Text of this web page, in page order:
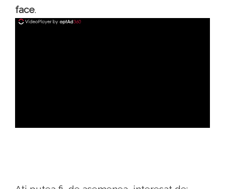
face.